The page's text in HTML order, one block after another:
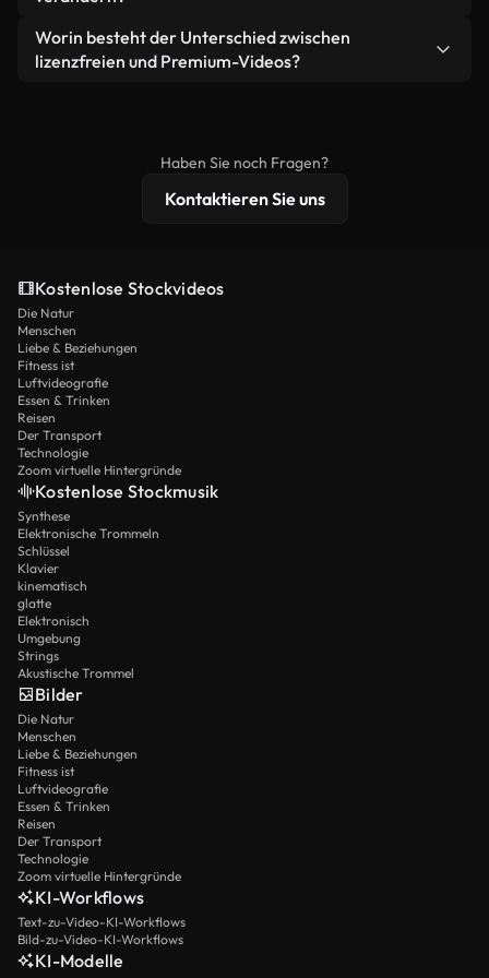
weiterverbreiten.
Videomaterial.
Ja. Sie dürfen unsere Videos gerne kürzen,
bearbeiten oder neu zusammenstellen. Achten Sie
Worin besteht der Unterschied zwischen
lizenzfreien und Premium-Videos?
erweiterten Lizenzschutz bieten.
Haben Sie noch Fragen?
Kontaktieren Sie uns
Kostenlose Stockvideos
Die Natur
Menschen
Liebe & Beziehungen
Fitness ist
Luftvideografie
Essen & Trinken
Reisen
Der Transport
Technologie
Zoom virtuelle Hintergründe
Kostenlose Stockmusik
Synthese
Elektronische Trommeln
Schlüssel
Klavier
kinematisch
glatte
Elektronisch
Umgebung
Strings
Akustische Trommel
Bilder
Die Natur
Menschen
Liebe & Beziehungen
Fitness ist
Luftvideografie
Essen & Trinken
Reisen
Der Transport
Technologie
Zoom virtuelle Hintergründe
KI-Workflows
Text-zu-Video-KI-Workflows
Bild-zu-Video-KI-Workflows
KI-Modelle